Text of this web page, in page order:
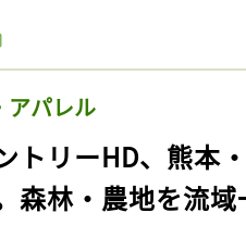
アパレル
トリーHD、熊本
森林・農地を流
気に入りに
ログインが必